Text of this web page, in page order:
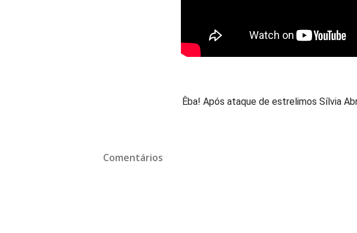
Êba! Após ataque de estrelimos Sílvia
Comentários